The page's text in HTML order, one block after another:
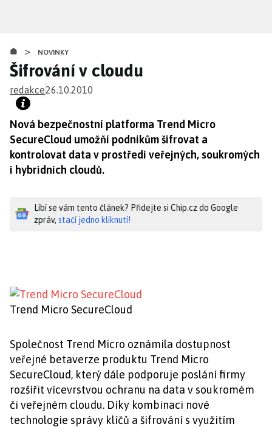
obsahu
> NOVINKY
Šifrování v cloudu
redakce26.10.2010
Nová bezpečnostní platforma Trend Micro
SecureCloud umožňí podnikům šifrovat a
kontrolovat data v prostředí veřejných, soukromých
i hybridních cloudů.
Líbí se vám tento článek? Přidejte si Chip.cz do Google
zpráv, stačí jedno kliknutí!
Trend Micro SecureCloud
Společnost Trend Micro oznámila dostupnost
veřejné betaverze produktu Trend Micro
SecureCloud, který dále podporuje poslání firmy
rozšířit vícevrstvou ochranu na data v soukromém
či veřejném cloudu. Díky kombinaci nové
technologie správy klíčů a šifrování s využitím